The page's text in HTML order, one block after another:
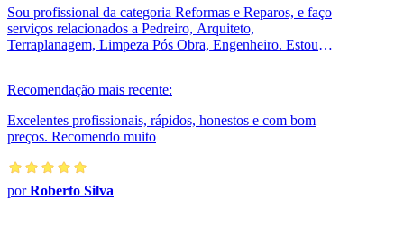
Sou profissional da categoria Reformas e Reparos, e faço
serviços relacionados a Pedreiro, Arquiteto,
Terraplanagem, Limpeza Pós Obra, Engenheiro. Estou
Recomendação mais recente:
Excelentes profissionais, rápidos, honestos e com bom
preços. Recomendo muito
porRoberto Silva